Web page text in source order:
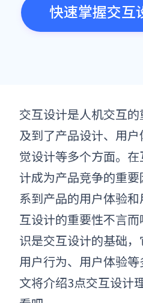
快速掌握交互
交互设计是人机交互
及到了产品设计、用
觉设计等多个方面。
计成为产品竞争的重
系到产品的用户体验
互设计的重要性不言
识是交互设计的基础，
用户行为、用户体验
文将介绍3点交互设计